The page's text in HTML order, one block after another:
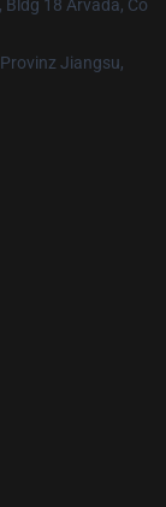
Bldg 18 Arvada, Co
Jiangsu,